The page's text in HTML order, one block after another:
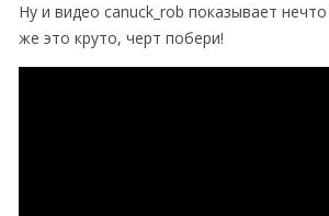
Ну и видео canuck_rob показывает
же это круто, черт побери!